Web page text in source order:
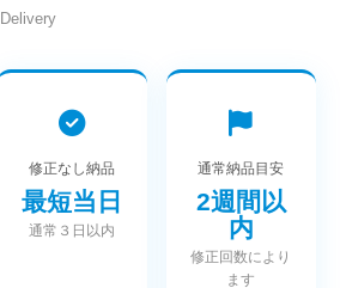
Delivery
修正なし納品
最短当日
通常３日以内
通常納品目安
2週間以
内
修正回数により
ます